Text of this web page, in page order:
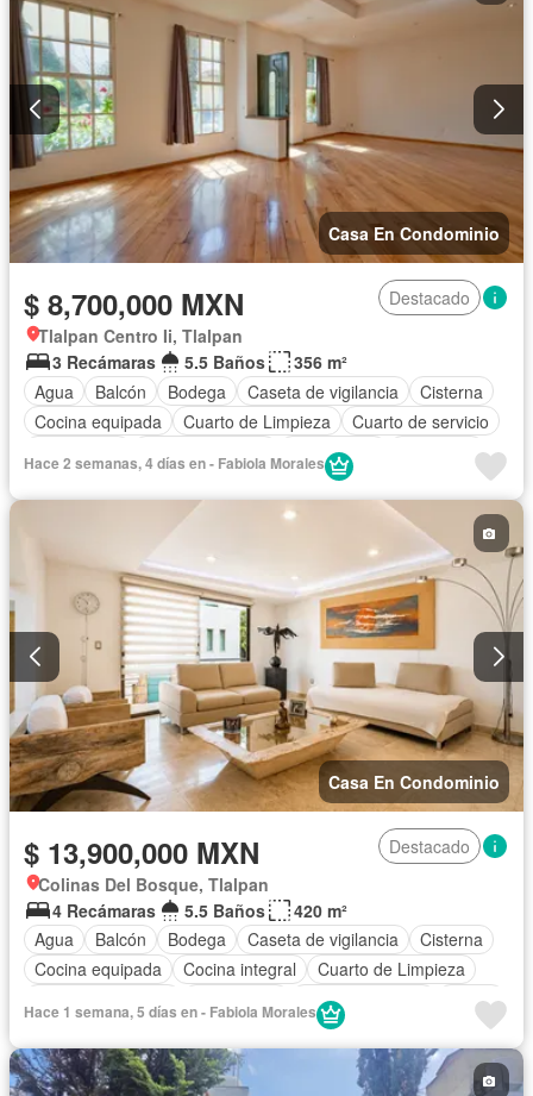
Casa En Condominio
$ 8,700,000 MXN
Destacado
Tlalpan Centro Ii, Tlalpan
3 Recámaras
5.5 Baños
356 m²
Agua
Balcón Bodega Caseta de vigilancia
Cisterna
Cocina equipada
Cuarto de Limpieza
Cuarto de servicio
Gas natural
Sala polivalente
Hace 2 semanas, 4 días en - Fabiola Morales
Casa En Condominio
$ 13,900,000 MXN
Destacado
Colinas Del Bosque, Tlalpan
4 Recámaras
5.5 Baños
420 m²
Agua
Balcón Bodega Caseta de vigilancia
Cisterna
Cocina equipada
Cocina integral
Cuarto de Limpieza
Estacionamiento
Jardín
Azotea
Sala polivalente
Seguridad Vista panorámica
Hace 1 semana, 5 días en - Fabiola Morales